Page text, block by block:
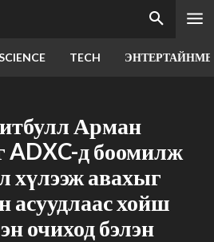
TECH
Арман
д боомилж
хүлээж авахыг
асуудлаас хойш
очиход бэлэн